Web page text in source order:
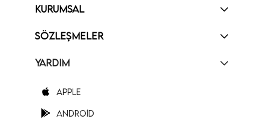
KURUMSAL
SÖZLEŞMELER
YARDIM
Apple
Android